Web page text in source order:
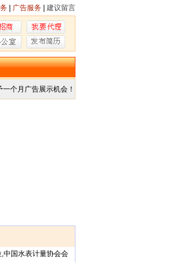
广告服务 建议留言
个月广告展示机会！
中国水表计量协会会